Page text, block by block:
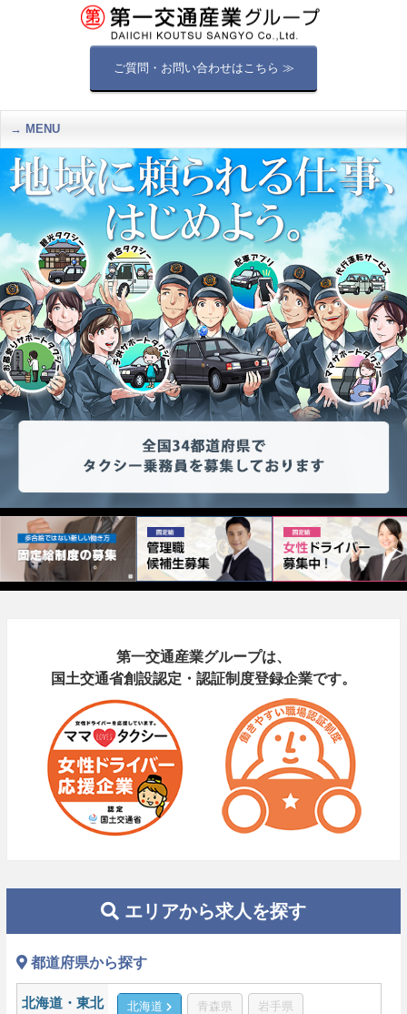
ご質問・お問い合わせはこちら ≫
MENU
第一交通産業グループは、
国土交通省創設認定・認証制度登録企業です。
エリアから求人を探す
都道府県から探す
北海道・東北 北海道 青森県 岩手県